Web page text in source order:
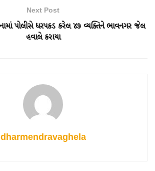
Next Post
પોલીસે ધરપકડ કરેલ ૪૭ વ્યક્તિને ભાવનગર જેલ
હવાલે કરાયા
dharmendravaghela